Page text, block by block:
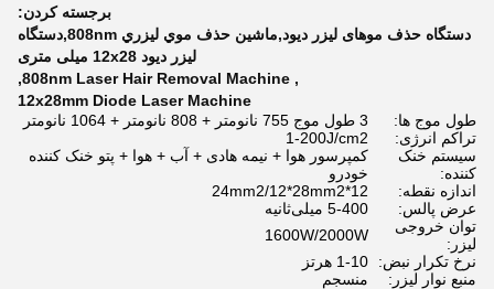
برجسته کردن:
دستگاه حذف موهای لیزر دیود,ماشين حذف موي ليزري 808nm,دستگاه
لیزر دیود 12x28 میلی متری
,
808nm Laser Hair Removal Machine
,
12x28mm Diode Laser Machine
طول موج ها:
3 طول موج 755 نانومتر + 808 نانومتر + 1064 نانومتر
تراکم انرژی:
1-200J/cm2
سیستم خنک
کننده:
کمپرسور هوا + نیمه هادی + آب + هوا + پتو خنک کننده
خودرو
اندازه نقطه:
12*24mm2/12*28mm2
عرض پالس:
5-400 میلی‌ثانیه
توان خروجی
لیزر:
1600W/2000W
نرخ تکرار نبض:
1-10 هرتز
منبع نوار لیزر:
منسجم